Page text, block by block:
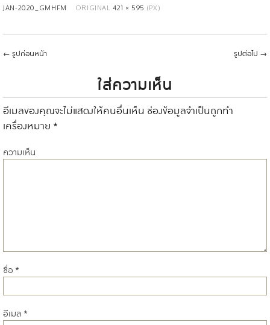
JAN-2020_GMHFM
ORIGINAL421 × 595 (PX)
← รูปก่อนหน้า รูปต่อไป →
ใส่ความเห็น
อีเมลของคุณจะไม่แสดงให้คนอื่นเห็น ช่องข้อมูลจำเป็นถูกทำ
เครื่องหมาย *
ความเห็น
ชื่อ *
อีเมล *